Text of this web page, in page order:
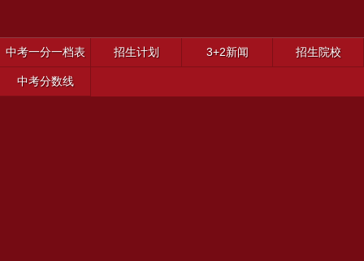
中考一分一档表 招生计划 3+2新闻 招生院校
中考分数线